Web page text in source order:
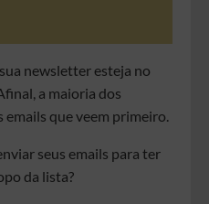
newsletter esteja no
a maioria dos
emails que veem primeiro.
seus emails para ter
da lista?